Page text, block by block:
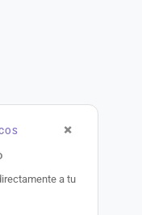
×
a tu